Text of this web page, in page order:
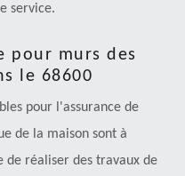
service.
pour murs des
le 68600
pour l'assurance de
de la maison sont à
de réaliser des travaux de